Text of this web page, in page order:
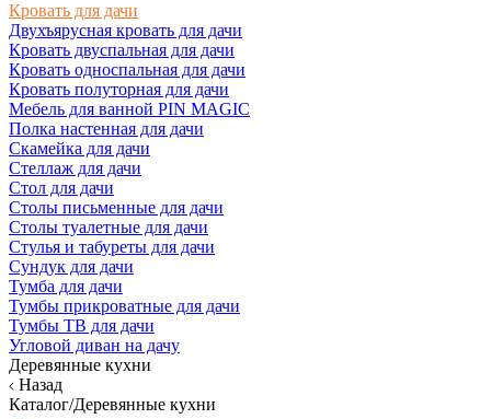
Кровать для дачи
Двухъярусная кровать для дачи
Кровать двуспальная для дачи
Кровать односпальная для дачи
Кровать полуторная для дачи
Мебель для ванной PIN MAGIC
Полка настенная для дачи
Скамейка для дачи
Стеллаж для дачи
Стол для дачи
Столы письменные для дачи
Столы туалетные для дачи
Стулья и табуреты для дачи
Сундук для дачи
Тумба для дачи
Тумбы прикроватные для дачи
Тумбы ТВ для дачи
Угловой диван на дачу
Деревянные кухни
Назад
Каталог/Деревянные кухни